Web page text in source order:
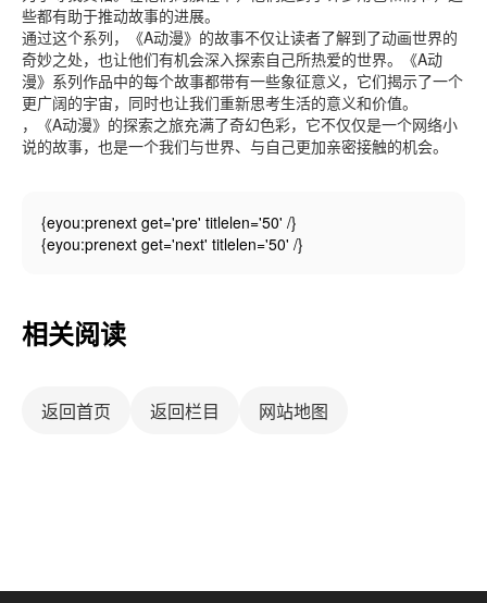
些都有助于推动故事的进展。
通过这个系列，《A动漫》的故事不仅让读者了解到了动画世界的
奇妙之处，也让他们有机会深入探索自己所热爱的世界。《A动
漫》系列作品中的每个故事都带有一些象征意义，它们揭示了一个
更广阔的宇宙，同时也让我们重新思考生活的意义和价值。
，《A动漫》的探索之旅充满了奇幻色彩，它不仅仅是一个网络小
说的故事，也是一个我们与世界、与自己更加亲密接触的机会。
{eyou:prenext get='pre' titlelen='50' /}
{eyou:prenext get='next' titlelen='50' /}
相关阅读
返回首页 返回栏目 网站地图